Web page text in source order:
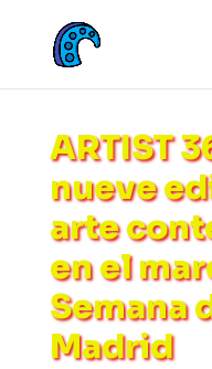
ARTIST
nueve
arte
en el
Semana
Madrid